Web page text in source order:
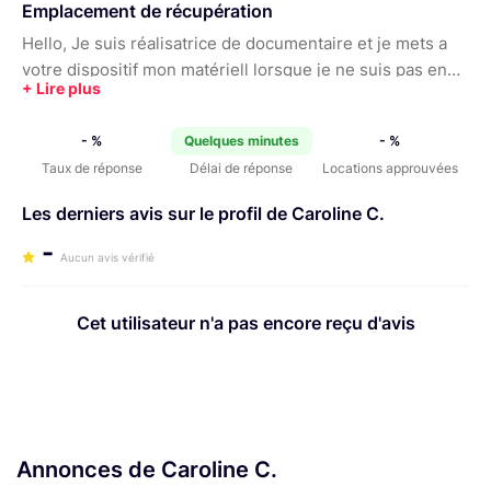
Emplacement de récupération
Hello, Je suis réalisatrice de documentaire et je mets a
votre dispositif mon matériell lorsque je ne suis pas en
tournage
- %
Taux de réponse
Quelques minutes
Délai de réponse
- %
Locations approuvées
Les derniers avis sur le profil de Caroline C.
- Aucun avis vérifié
Cet utilisateur n'a pas encore reçu d'avis
Annonces de Caroline C.